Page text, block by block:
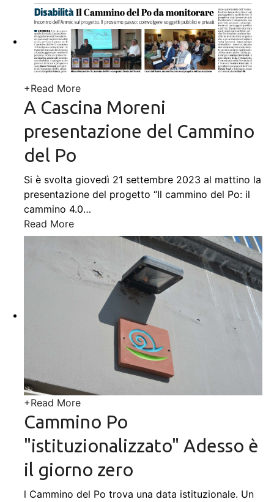
+Read More
A Cascina Moreni
presentazione del Cammino
del Po
Si è svolta giovedì 21 settembre 2023 al mattino la
presentazione del progetto “Il cammino del Po: il
cammino 4.0…
Read More
+Read More
Cammino Po
"istituzionalizzato" Adesso è
il giorno zero
l Cammino del Po trova una data istituzionale. Un